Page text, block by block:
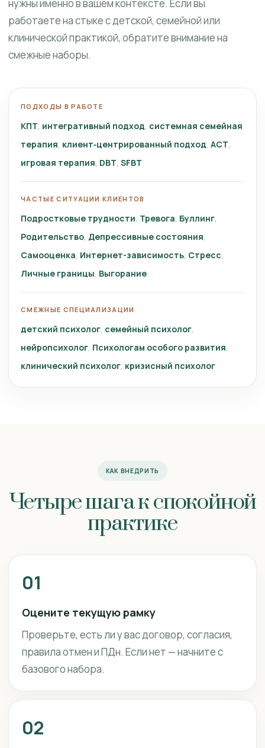
нужны именно в вашем контексте. Если вы
работаете на стыке с детской, семейной или
клинической практикой, обратите внимание на
смежные наборы.
ПОДХОДЫ В РАБОТЕ
КПТ интегративный подход системная семейная
терапия клиент‑центрированный подход ACT
игровая терапия DBT SFBT
ЧАСТЫЕ СИТУАЦИИ КЛИЕНТОВ
Подростковые трудности Тревога Буллинг
Родительство Депрессивные состояния
Самооценка Интернет-зависимость Стресс
Личные границы Выгорание
СМЕЖНЫЕ СПЕЦИАЛИЗАЦИИ
детский психолог семейный психолог
нейропсихолог Психологам особого развития
клинический психолог кризисный психолог
КАК ВНЕДРИТЬ
Четыре шага к спокойной
практике
01
Оцените текущую рамку
Проверьте, есть ли у вас договор, согласия,
правила отмен и ПДн. Если нет — начните с
базового набора.
02